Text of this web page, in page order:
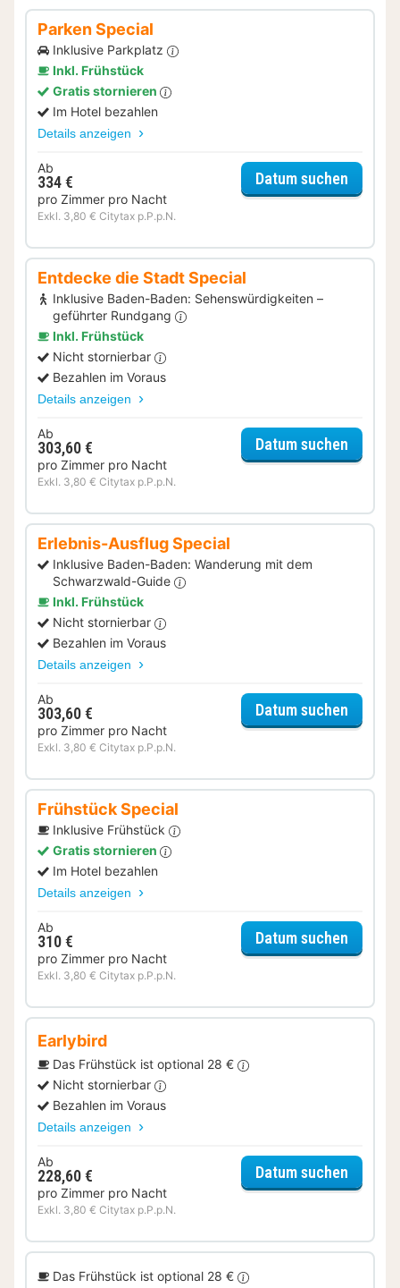
Parken Special
Inklusive Parkplatz
Inkl. Frühstück
Gratis stornieren
Im Hotel bezahlen
Details anzeigen
Ab
334 €
pro Zimmer pro Nacht
Exkl. 3,80 € Citytax p.P.p.N.
Datum suchen
Entdecke die Stadt Special
Inklusive Baden-Baden: Sehenswürdigkeiten –
geführter Rundgang
Inkl. Frühstück
Nicht stornierbar
Bezahlen im Voraus
Details anzeigen
Ab
303,60 €
pro Zimmer pro Nacht
Exkl. 3,80 € Citytax p.P.p.N.
Datum suchen
Erlebnis-Ausflug Special
Inklusive Baden-Baden: Wanderung mit dem
Schwarzwald-Guide
Inkl. Frühstück
Nicht stornierbar
Bezahlen im Voraus
Details anzeigen
Ab
303,60 €
pro Zimmer pro Nacht
Exkl. 3,80 € Citytax p.P.p.N.
Datum suchen
Frühstück Special
Inklusive Frühstück
Gratis stornieren
Im Hotel bezahlen
Details anzeigen
Ab
310 €
pro Zimmer pro Nacht
Exkl. 3,80 € Citytax p.P.p.N.
Datum suchen
Earlybird
Das Frühstück ist optional 28 €
Nicht stornierbar
Bezahlen im Voraus
Details anzeigen
Ab
228,60 €
pro Zimmer pro Nacht
Exkl. 3,80 € Citytax p.P.p.N.
Datum suchen
Das Frühstück ist optional 28 €